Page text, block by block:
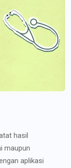
hasil
maupun
aplikasi